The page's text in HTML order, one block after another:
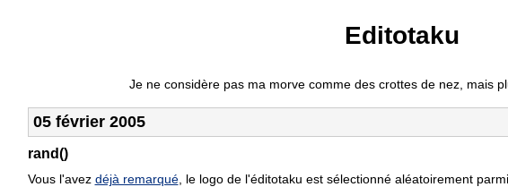
Editotaku
Je ne considère pas ma morve comme des crottes de nez, mais
05 février 2005
rand()
Vous l'avez déjà remarqué, le logo de l'éditotaku est sélectionné aléatoirement